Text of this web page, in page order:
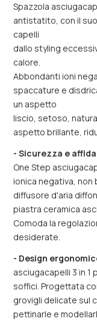
Spazzola
antistatito, con il
capelli
dallo styling
calore.
Abbondanti ioni
spaccature e
un aspetto
liscio, setoso,
aspetto brillante,
- Sicurezza e
One Step
ionica negativa, non
diffusore d'aria
piastra ceramica
Comoda la
desiderate.
- Design
asciugacapelli 3 in 1
soffici. Progettata
grovigli delicate sul
pettinarle e